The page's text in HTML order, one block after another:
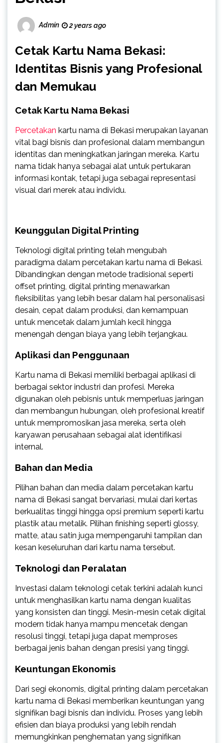
Admin 2 years ago
Cetak Kartu Nama Bekasi:
Identitas Bisnis yang Profesional
dan Memukau
Cetak Kartu Nama Bekasi
Percetakan kartu nama di Bekasi merupakan layanan
vital bagi bisnis dan profesional dalam membangun
identitas dan meningkatkan jaringan mereka. Kartu
nama tidak hanya sebagai alat untuk pertukaran
informasi kontak, tetapi juga sebagai representasi
visual dari merek atau individu.
Keunggulan Digital Printing
Teknologi digital printing telah mengubah
paradigma dalam percetakan kartu nama di Bekasi.
Dibandingkan dengan metode tradisional seperti
offset printing, digital printing menawarkan
fleksibilitas yang lebih besar dalam hal personalisasi
desain, cepat dalam produksi, dan kemampuan
untuk mencetak dalam jumlah kecil hingga
menengah dengan biaya yang lebih terjangkau.
Aplikasi dan Penggunaan
Kartu nama di Bekasi memiliki berbagai aplikasi di
berbagai sektor industri dan profesi. Mereka
digunakan oleh pebisnis untuk memperluas jaringan
dan membangun hubungan, oleh profesional kreatif
untuk mempromosikan jasa mereka, serta oleh
karyawan perusahaan sebagai alat identifikasi
internal.
Bahan dan Media
Pilihan bahan dan media dalam percetakan kartu
nama di Bekasi sangat bervariasi, mulai dari kertas
berkualitas tinggi hingga opsi premium seperti kartu
plastik atau metalik. Pilihan finishing seperti glossy,
matte, atau satin juga mempengaruhi tampilan dan
kesan keseluruhan dari kartu nama tersebut.
Teknologi dan Peralatan
Investasi dalam teknologi cetak terkini adalah kunci
untuk menghasilkan kartu nama dengan kualitas
yang konsisten dan tinggi. Mesin-mesin cetak digital
modern tidak hanya mampu mencetak dengan
resolusi tinggi, tetapi juga dapat memproses
berbagai jenis bahan dengan presisi yang tinggi.
Keuntungan Ekonomis
Dari segi ekonomis, digital printing dalam percetakan
kartu nama di Bekasi memberikan keuntungan yang
signifikan bagi bisnis dan individu. Proses yang lebih
efisien dan biaya produksi yang lebih rendah
memungkinkan penghematan yang signifikan